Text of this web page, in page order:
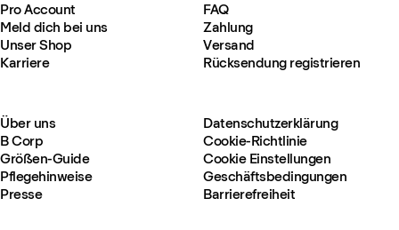
Pro Account
Meld dich bei uns
Unser Shop
Karriere
FAQ
Zahlung
Versand
Rücksendung registrieren
Über uns
B Corp
Größen-Guide
Pflegehinweise
Presse
Datenschutzerklärung
Cookie-Richtlinie
Cookie Einstellungen
Geschäftsbedingungen
Barrierefreiheit